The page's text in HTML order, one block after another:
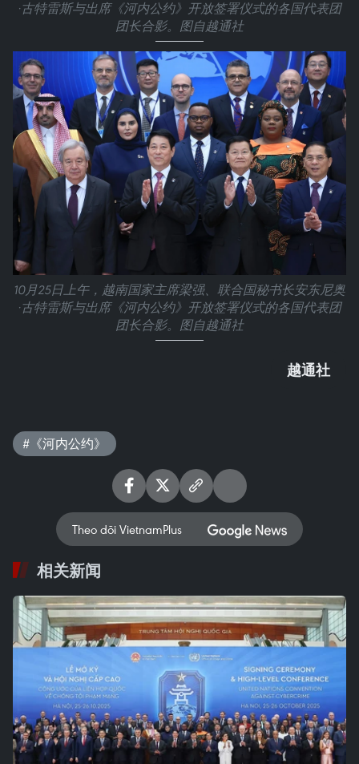
·古特雷斯与出席《河内公约》开放签署仪式的各国代表团
团长合影。图自越通社
10月25日上午，越南国家主席梁强、联合国秘书长安东尼奥
·古特雷斯与出席《河内公约》开放签署仪式的各国代表团
团长合影。图自越通社
越通社
#《河内公约》
Theo dõi VietnamPlus
相关新闻